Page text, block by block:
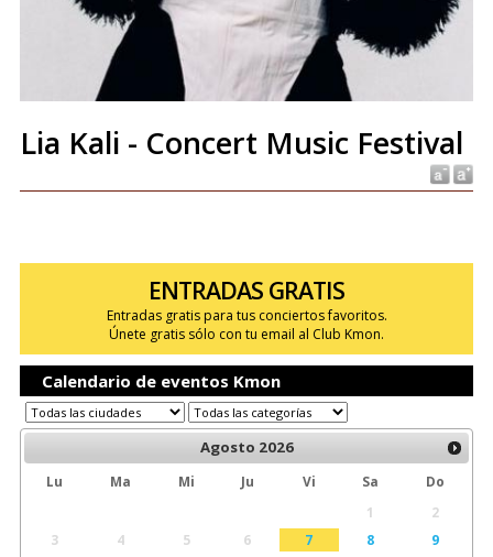
Lia Kali - Concert Music Festival
ENTRADAS GRATIS
Entradas gratis para tus conciertos favoritos.
Únete gratis sólo con tu email al Club Kmon.
Calendario de eventos Kmon
Agosto 2026
Lu Ma Mi Ju Vi Sa
Do
1
2
3
4 5 6 7 8
9